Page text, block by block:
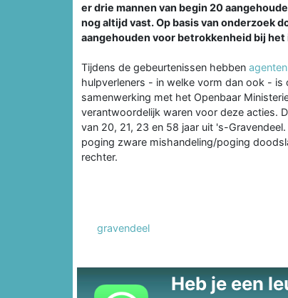
er drie mannen van begin 20
nog altijd vast. Op basis van onderzoek
aangehouden voor betrokkenheid bij
Tijdens de gebeurtenissen hebben
hulpverleners - in welke vorm dan ook - is
samenwerking met het Openbaar
verantwoordelijk waren voor deze acties.
van 20, 21, 23 en 58 jaar uit 's-
poging zware mishandeling/poging
rechter.
gravendeel
Heb je een